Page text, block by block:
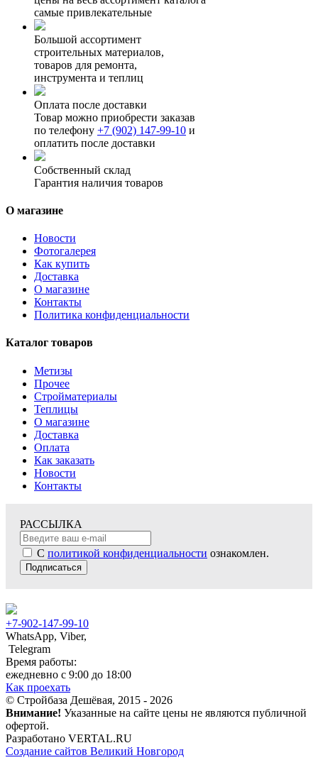
самые привлекательные
Большой ассортимент
строительных материалов,
товаров для ремонта,
инструмента и теплиц
Оплата после доставки
Товар можно приобрести заказав
по телефону +7 (902) 147-99-10 и
оплатить после доставки
Собственный склад
Гарантия наличия товаров
О магазине
Новости
Фотогалерея
Как купить
Доставка
О магазине
Контакты
Политика конфиденциальности
Каталог товаров
Метизы
Прочее
Стройматериалы
Теплицы
О магазине
Доставка
Оплата
Как заказать
Новости
Контакты
РАССЫЛКА
С политикой конфиденциальности ознакомлен.
Подписаться
+7-902-147-99-10
WhatsApp, Viber,
Telegram
Время работы:
ежедневно с 9:00 до 18:00
Как проехать
© Стройбаза Дешёвая, 2015 - 2026
Внимание! Указанные на сайте цены не являются публичной
офертой.
Разработано VERTAL.RU
Создание сайтов Великий Новгород